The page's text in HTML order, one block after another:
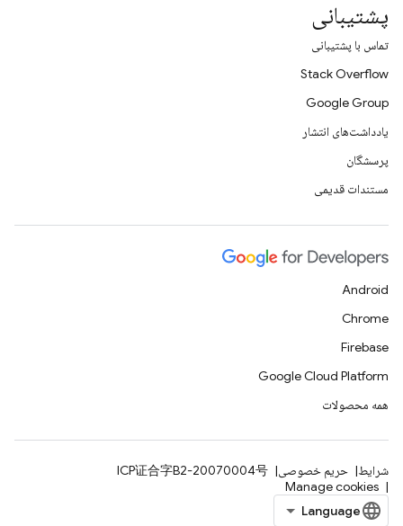
پشتیبانی
تماس با پشتیبانی
Stack Overflow
Google Group
یادداشت‌های انتشار
پرسشگان
مستندات قدیمی
Android
Chrome
Firebase
Google Cloud Platform
همه محصولات
شرایط حریم خصوصی
ICP证合字B2-20070004号
Manage cookies